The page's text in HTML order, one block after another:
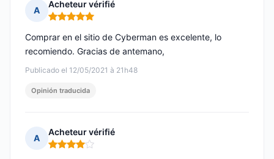
A
Acheteur vérifié
Nota: 5 de 5
Publicado el 12/05/2021 à 21h48
Comprar en el sitio de Cyberman es excelente, lo
recomiendo. Gracias de antemano,
Opinión traducida
A
Acheteur vérifié
Nota: 4 de 5